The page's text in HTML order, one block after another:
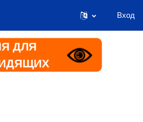
ДЛЯ
Вход